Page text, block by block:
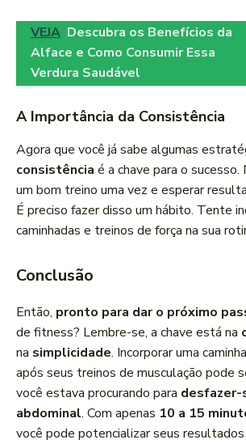
VEJA Descubra os Benefícios da
Alface e Como Consumir Essa
Verdura Saudável
A Importância da Consistência
Agora que você já sabe algumas
consistência é a chave para o
um bom treino uma vez e esperar
É preciso fazer disso um hábito. Tente
caminhadas e treinos de força na sua
Conclusão
Então, pronto para dar o próximo
de fitness? Lembre-se, a chave está na
na simplicidade. Incorporar uma
após seus treinos de musculação pode
você estava procurando para desfazer-
abdominal. Com apenas 10 a 15
você pode potencializar seus